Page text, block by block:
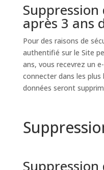
Suppression
après 3 ans
Pour des raisons de
authentifié sur le Site
ans, vous recevrez un
connecter dans les plus
données seront